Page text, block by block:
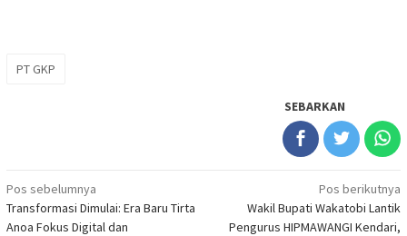
PT GKP
SEBARKAN
Navigasi
pos
Pos sebelumnya
Transformasi Dimulai: Era Baru Tirta
Anoa Fokus Digital dan
Pos berikutnya
Wakil Bupati Wakatobi Lantik
Pengurus HIPMAWANGI Kendari,